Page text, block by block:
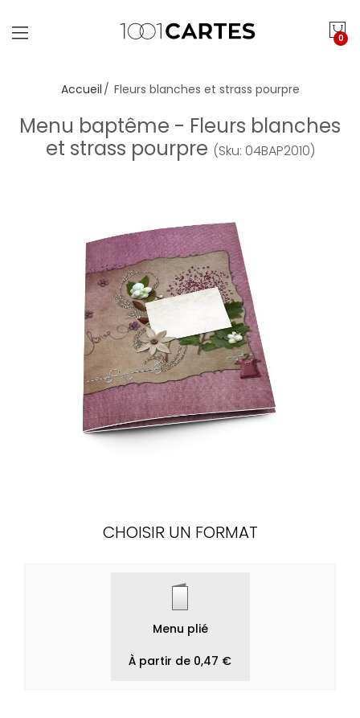
0
Accueil Fleurs blanches et strass pourpre
Menu baptême - Fleurs blanches
et strass pourpre (Sku: 04BAP2010)
CHOISIR UN FORMAT
Menu plié
À partir de 0,47 €